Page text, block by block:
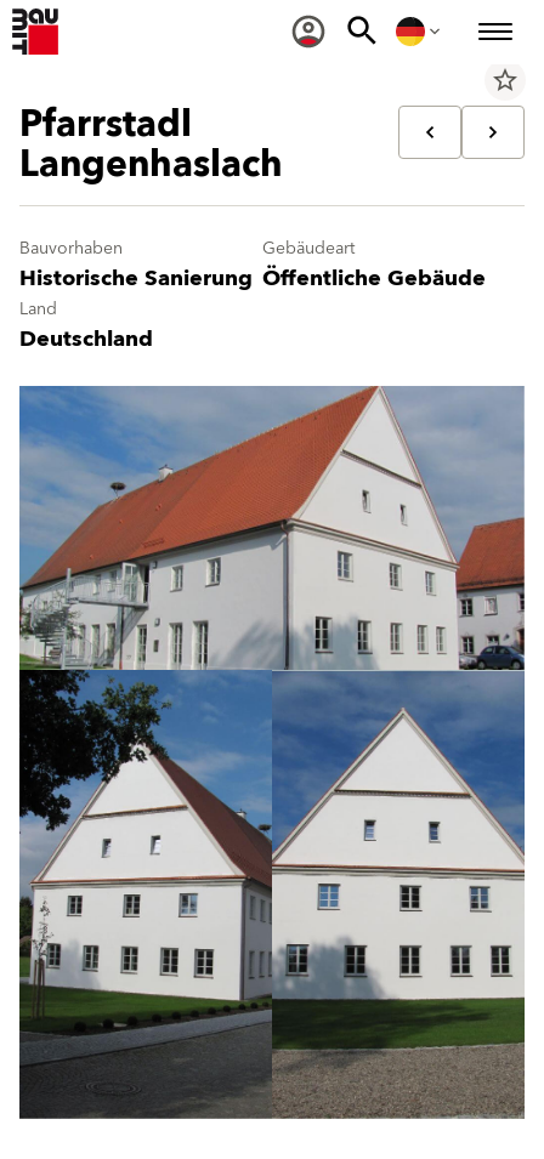
star_border
Pfarrstadl
Langenhaslach
Bauvorhaben
Historische Sanierung
Gebäudeart
Öffentliche Gebäude
Land
Deutschland